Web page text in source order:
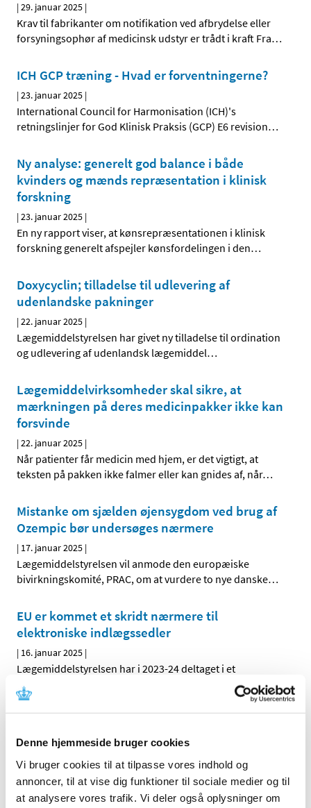
Denne hjemmeside bruger cookies
Vi bruger cookies til at tilpasse vores indhold og
annoncer, til at vise dig funktioner til sociale medier og til
at analysere vores trafik. Vi deler også oplysninger om
|29. januar 2025 |
Krav til fabrikanter om notifikation ved afbrydelse eller
forsyningsophør af medicinsk udstyr er trådt i kraft Fra…
ICH GCP træning - Hvad er forventningerne?
|23. januar 2025 |
International Council for Harmonisation (ICH)'s
retningslinjer for God Klinisk Praksis (GCP) E6 revision…
Ny analyse: generelt god balance i både
kvinders og mænds repræsentation i klinisk
forskning
|23. januar 2025 |
En ny rapport viser, at kønsrepræsentationen i klinisk
forskning generelt afspejler kønsfordelingen i den…
Doxycyclin; tilladelse til udlevering af
udenlandske pakninger
|22. januar 2025 |
Lægemiddelstyrelsen har givet ny tilladelse til ordination
og udlevering af udenlandsk lægemiddel…
Lægemiddelvirksomheder skal sikre, at
mærkningen på deres medicinpakker ikke kan
forsvinde
|22. januar 2025 |
Når patienter får medicin med hjem, er det vigtigt, at
teksten på pakken ikke falmer eller kan gnides af, når…
Mistanke om sjælden øjensygdom ved brug af
Ozempic bør undersøges nærmere
| 17. januar 2025 |
Lægemiddelstyrelsen vil anmode den europæiske
bivirkningskomité, PRAC, om at vurdere to nye danske…
EU er kommet et skridt nærmere til
elektroniske indlægssedler
| 16. januar 2025 |
Lægemiddelstyrelsen har i 2023-24 deltaget i et
pilotprojekt, der skal bane vej for at anvende
lægemiddelinduceret leverskade og nye
anbefalinger om monitorering af
leverfunktionen før og under behandling